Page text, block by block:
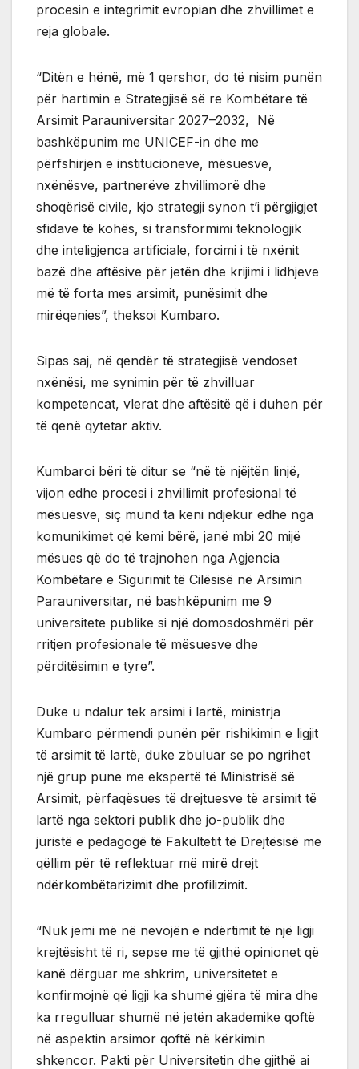
procesin e integrimit evropian dhe zhvillimet e
reja globale.
“Ditën e hënë, më 1 qershor, do të nisim punën
për hartimin e Strategjisë së re Kombëtare të
Arsimit Parauniversitar 2027–2032, Në
bashkëpunim me UNICEF-in dhe me
përfshirjen e institucioneve, mësuesve,
nxënësve, partnerëve zhvillimorë dhe
shoqërisë civile, kjo strategji synon t’i përgjigjet
sfidave të kohës, si transformimi teknologjik
dhe inteligjenca artificiale, forcimi i të nxënit
bazë dhe aftësive për jetën dhe krijimi i lidhjeve
më të forta mes arsimit, punësimit dhe
mirëqenies”, theksoi Kumbaro.
Sipas saj, në qendër të strategjisë vendoset
nxënësi, me synimin për të zhvilluar
kompetencat, vlerat dhe aftësitë që i duhen për
të qenë qytetar aktiv.
Kumbaroi bëri të ditur se “në të njëjtën linjë,
vijon edhe procesi i zhvillimit profesional të
mësuesve, siç mund ta keni ndjekur edhe nga
komunikimet që kemi bërë, janë mbi 20 mijë
mësues që do të trajnohen nga Agjencia
Kombëtare e Sigurimit të Cilësisë në Arsimin
Parauniversitar, në bashkëpunim me 9
universitete publike si një domosdoshmëri për
rritjen profesionale të mësuesve dhe
përditësimin e tyre”.
Duke u ndalur tek arsimi i lartë, ministrja
Kumbaro përmendi punën për rishikimin e ligjit
të arsimit të lartë, duke zbuluar se po ngrihet
një grup pune me ekspertë të Ministrisë së
Arsimit, përfaqësues të drejtuesve të arsimit të
lartë nga sektori publik dhe jo-publik dhe
juristë e pedagogë të Fakultetit të Drejtësisë me
qëllim për të reflektuar më mirë drejt
ndërkombëtarizimit dhe profilizimit.
“Nuk jemi më në nevojën e ndërtimit të një ligji
krejtësisht të ri, sepse me të gjithë opinionet që
kanë dërguar me shkrim, universitetet e
konfirmojnë që ligji ka shumë gjëra të mira dhe
ka rregulluar shumë në jetën akademike qoftë
në aspektin arsimor qoftë në kërkimin
shkencor. Pakti për Universitetin dhe gjithë ai